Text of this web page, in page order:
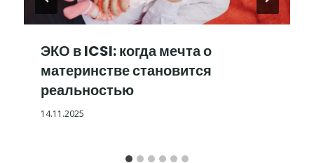
ЭКО в ICSI: когда мечта о
материнстве становится
реальностью
14.11.2025